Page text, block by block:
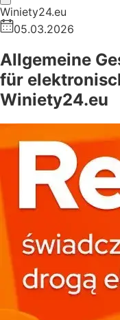
Winiety24.eu
05.03.2026
Allgemeine
für
Winiety24.eu